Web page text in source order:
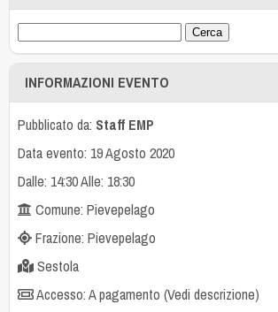
INFORMAZIONI EVENTO
Pubblicato da: Staff EMP
Data evento: 19 Agosto 2020
Dalle: 14:30 Alle: 18:30
Comune: Pievepelago
Frazione: Pievepelago
Sestola
Accesso: A pagamento (Vedi descrizione)